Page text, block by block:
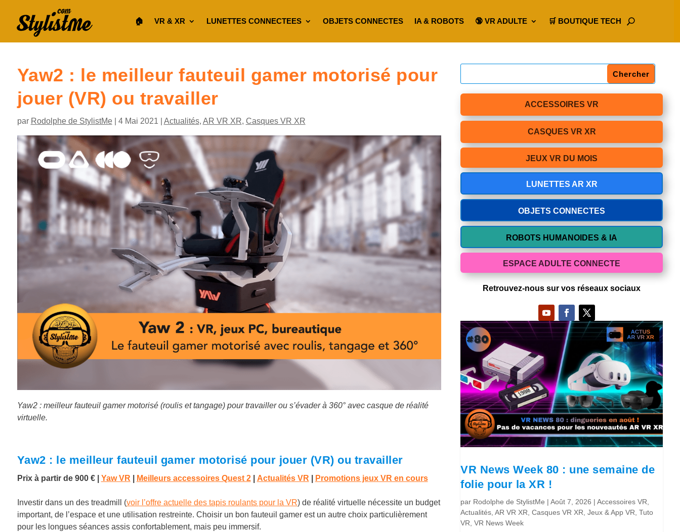
🏠︎ VR & XR LUNETTES CONNECTEES OBJETS CONNECTES IA & ROBOTS 🔞 VR ADULTE 🛒 BOUTIQUE TECH
Yaw2 : le meilleur fauteuil gamer motorisé pour
jouer (VR) ou travailler
par Rodolphe de StylistMe| 4 Mai 2021 Actualités, AR VR XR, Casques VR XR
Yaw2 : meilleur fauteuil gamer motorisé (roulis et tangage) pour travailler ou s’évader à 360° avec casque de réalité
virtuelle.
Yaw2 : le meilleur fauteuil gamer motorisé pour jouer (VR) ou travailler
Prix à partir de 900 € Yaw VR Meilleurs accessoires Quest 2| Actualités VR Promotions jeux VR en cours
Investir dans un des treadmill (voir l’offre actuelle des tapis roulants pour la VR) de réalité virtuelle nécessite un budget
important, de l’espace et une utilisation restreinte. Choisir un bon fauteuil gamer est un autre choix particulièrement
pour les longues séances assis confortablement, mais peu immersif.
ACCESSOIRES VR
CASQUES VR XR
JEUX VR DU MOIS
LUNETTES AR XR
OBJETS CONNECTES
ROBOTS HUMANOIDES & IA
ESPACE ADULTE CONNECTE
Retrouvez-nous sur vos réseaux sociaux
VR News Week 80 : une semaine de
folie pour la XR !
par Rodolphe de StylistMe |Août 7, 2026 |Accessoires VR
Actualités ,AR VR XR ,Casques VR XR ,Jeux & App VR ,Tuto
VR ,VR News Week